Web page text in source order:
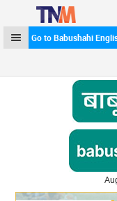
Go to Babushahi